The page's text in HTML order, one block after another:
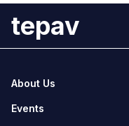
tepav
About Us
Events